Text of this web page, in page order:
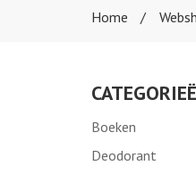
Home
Boeken
Deodorant